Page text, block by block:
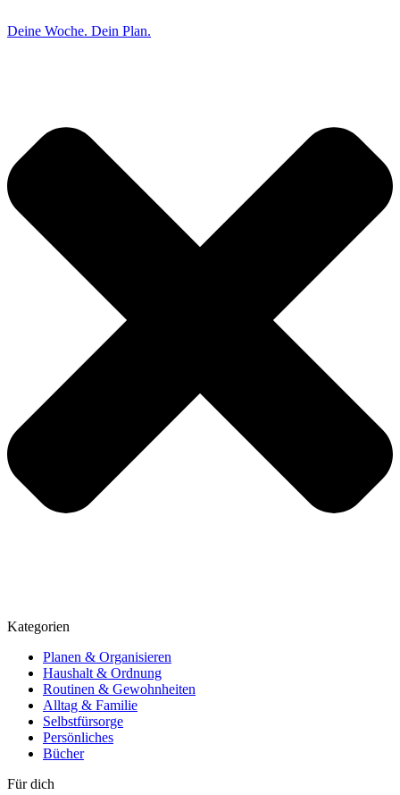
Deine Woche. Dein Plan.
Kategorien
Planen & Organisieren
Haushalt & Ordnung
Routinen & Gewohnheiten
Alltag & Familie
Selbstfürsorge
Persönliches
Bücher
Für dich